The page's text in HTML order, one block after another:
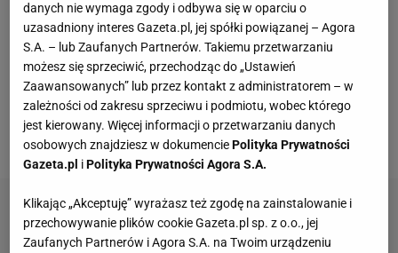
wielkimturniejuod 55 lat. W dodatku większość 70-
tysięcznej widowni na stadionie będzie wspierać ich,
ponieważ z powodu obostrzeń nameczu
się kibice z Włoch. Wstęp będą mieli jedynie ci Włosi,
którzy mieszkają w Wielkiej Brytanii lub ci, którzy
odbyli kwarantannę.
danych nie wymaga zgody i odbywa się w oparciu o
uzasadniony interes Gazeta.pl, jej spółki powiązanej – Agora
S.A. – lub Zaufanych Partnerów. Takiemu przetwarzaniu
możesz się sprzeciwić, przechodząc do „Ustawień
Zaawansowanych” lub przez kontakt z administratorem – w
zależności od zakresu sprzeciwu i podmiotu, wobec którego
jest kierowany. Więcej informacji o przetwarzaniu danych
osobowych znajdziesz w dokumenciePolityka Prywatności
Gazeta.pl iPolityka Prywatności Agora S.A.
Klikając „Akceptuję” wyrażasz też zgodę na zainstalowanie i
przechowywanie plików cookie Gazeta.pl sp. z o.o., jej
Zaufanych Partnerów i Agora S.A. na Twoim urządzeniu